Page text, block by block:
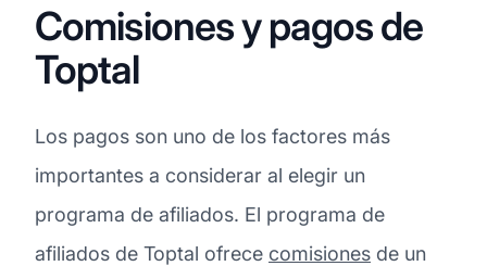
Comisiones y pagos de
Toptal
Los pagos son uno de los factores más
importantes a considerar al elegir un
programa de afiliados. El programa de
afiliados de Toptal ofrece comisiones de un